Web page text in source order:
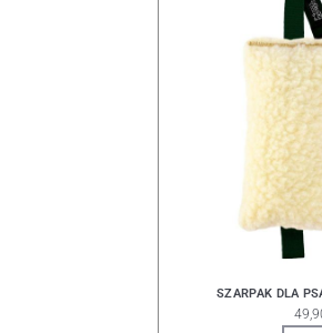
SZARPAK DLA